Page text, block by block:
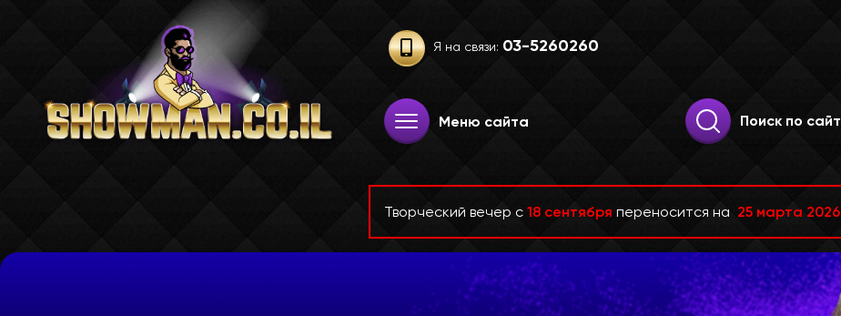
Я на связи: 03-52­60­260
Меню сайта
Искать:
Поиск
Творческий вечер с 18 сентября переносится на 25 марта 2026